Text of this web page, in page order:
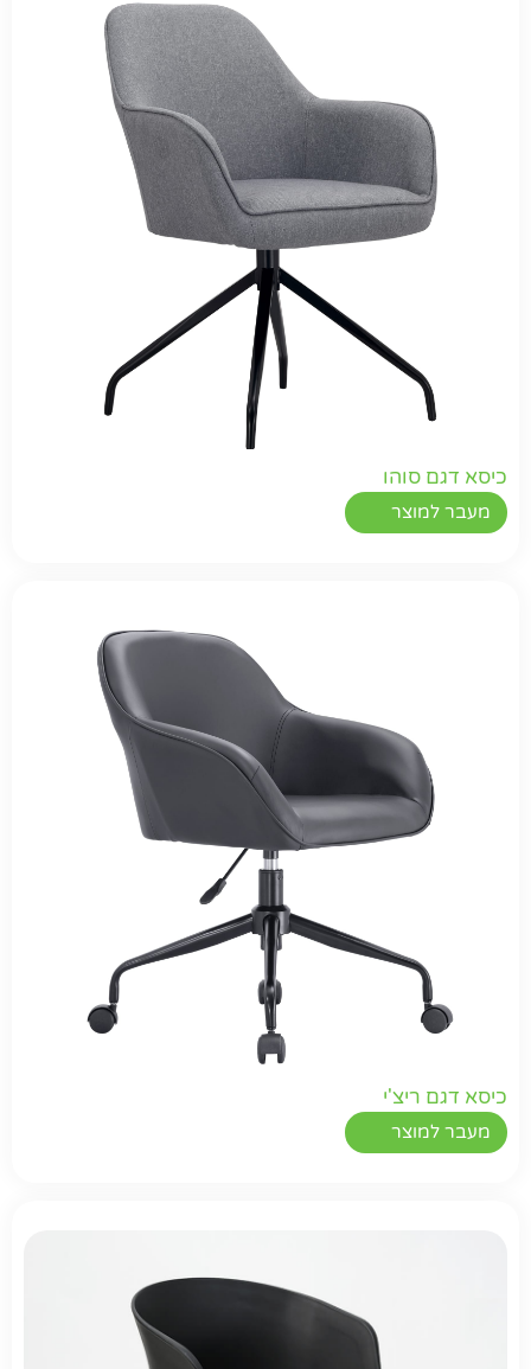
כיסא דגם סוהו
מעבר למוצר
כיסא דגם ריצ'י
מעבר למוצר